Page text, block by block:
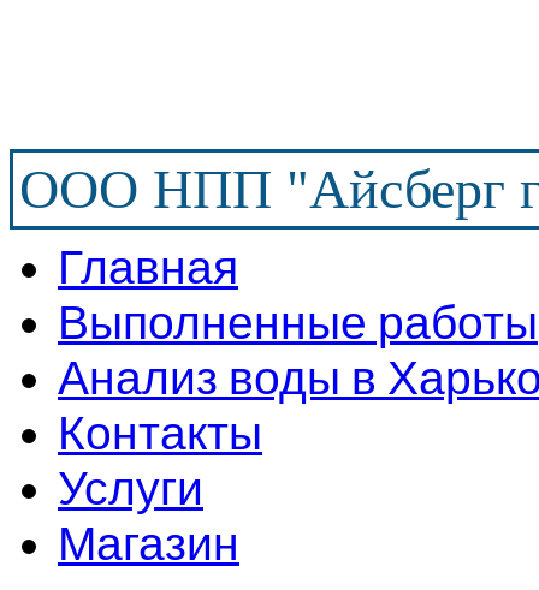
ООО НПП "Айсберг
Главная
Выполненные работы
Анализ воды в
Контакты
Услуги
Магазин